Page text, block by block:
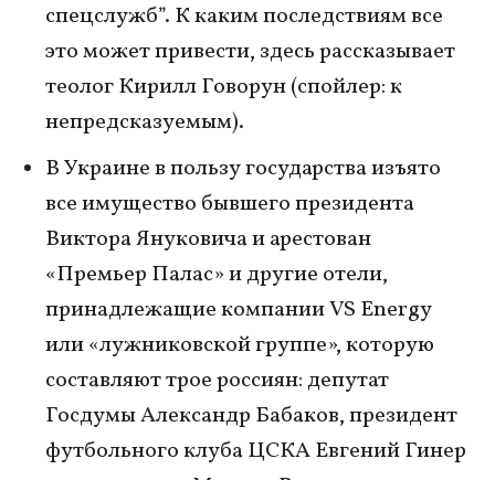
спецслужб”. К каким последствиям все
это может привести, здесь рассказывает
теолог Кирилл Говорун (спойлер: к
непредсказуемым).
В Украине в пользу государства изъято
все имущество бывшего президента
Виктора Януковича и арестован
«Премьер Палас» и другие отели,
принадлежащие компании VS Energy
или «лужниковской группе», которую
составляют трое россиян: депутат
Госдумы Александр Бабаков, президент
футбольного клуба ЦСКА Евгений Гинер